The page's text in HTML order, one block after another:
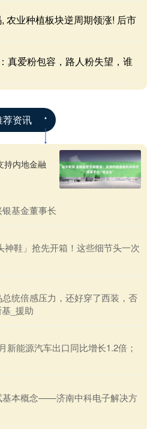
农业种植板块逆周期领涨! 后市
真爱粉包容，路人粉失望，谁
荐资讯
持内地金融
基金董事长
鞋」抢先开箱！这些细节头一次
统倍感压力，还好穿了西装，否
_援助
新能源汽车出口同比增长1.2倍；
基本概念——济南中科电子解决方